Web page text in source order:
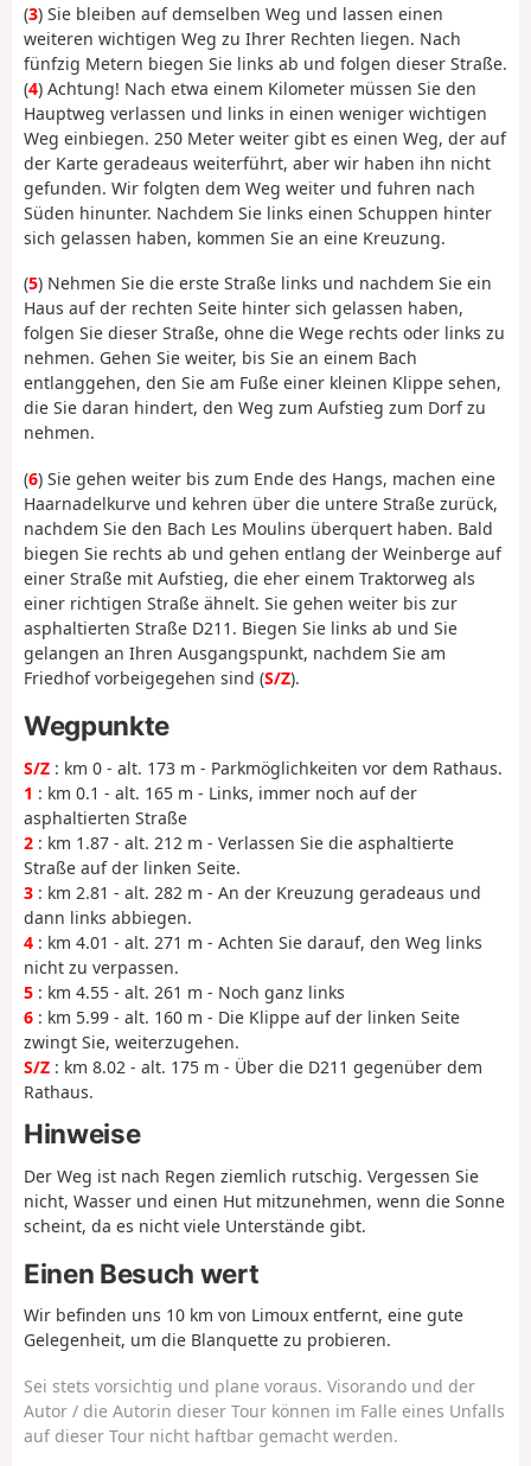
(3) Sie bleiben auf demselben Weg und lassen einen
weiteren wichtigen Weg zu Ihrer Rechten liegen. Nach
fünfzig Metern biegen Sie links ab und folgen dieser Straße.
(4) Achtung! Nach etwa einem Kilometer müssen Sie den
Hauptweg verlassen und links in einen weniger wichtigen
Weg einbiegen. 250 Meter weiter gibt es einen Weg, der auf
der Karte geradeaus weiterführt, aber wir haben ihn nicht
gefunden. Wir folgten dem Weg weiter und fuhren nach
Süden hinunter. Nachdem Sie links einen Schuppen hinter
sich gelassen haben, kommen Sie an eine Kreuzung.
(5) Nehmen Sie die erste Straße links und nachdem Sie ein
Haus auf der rechten Seite hinter sich gelassen haben,
folgen Sie dieser Straße, ohne die Wege rechts oder links zu
nehmen. Gehen Sie weiter, bis Sie an einem Bach
entlanggehen, den Sie am Fuße einer kleinen Klippe sehen,
die Sie daran hindert, den Weg zum Aufstieg zum Dorf zu
nehmen.
(6) Sie gehen weiter bis zum Ende des Hangs, machen eine
Haarnadelkurve und kehren über die untere Straße zurück,
nachdem Sie den Bach Les Moulins überquert haben. Bald
biegen Sie rechts ab und gehen entlang der Weinberge auf
einer Straße mit Aufstieg, die eher einem Traktorweg als
einer richtigen Straße ähnelt. Sie gehen weiter bis zur
asphaltierten Straße D211. Biegen Sie links ab und Sie
gelangen an Ihren Ausgangspunkt, nachdem Sie am
Friedhof vorbeigegehen sind (S/Z).
Wegpunkte
S/Z : km 0 - alt. 173 m - Parkmöglichkeiten vor dem Rathaus.
1 : km 0.1 - alt. 165 m - Links, immer noch auf der
asphaltierten Straße
2 : km 1.87 - alt. 212 m - Verlassen Sie die asphaltierte
Straße auf der linken Seite.
3 : km 2.81 - alt. 282 m - An der Kreuzung geradeaus und
dann links abbiegen.
4 : km 4.01 - alt. 271 m - Achten Sie darauf, den Weg links
nicht zu verpassen.
5 : km 4.55 - alt. 261 m - Noch ganz links
6 : km 5.99 - alt. 160 m - Die Klippe auf der linken Seite
zwingt Sie, weiterzugehen.
S/Z : km 8.02 - alt. 175 m - Über die D211 gegenüber dem
Rathaus.
Hinweise
Der Weg ist nach Regen ziemlich rutschig. Vergessen Sie
nicht, Wasser und einen Hut mitzunehmen, wenn die Sonne
scheint, da es nicht viele Unterstände gibt.
Einen Besuch wert
Wir befinden uns 10 km von Limoux entfernt, eine gute
Gelegenheit, um die Blanquette zu probieren.
Sei stets vorsichtig und plane voraus. Visorando und der
Autor / die Autorin dieser Tour können im Falle eines Unfalls
auf dieser Tour nicht haftbar gemacht werden.